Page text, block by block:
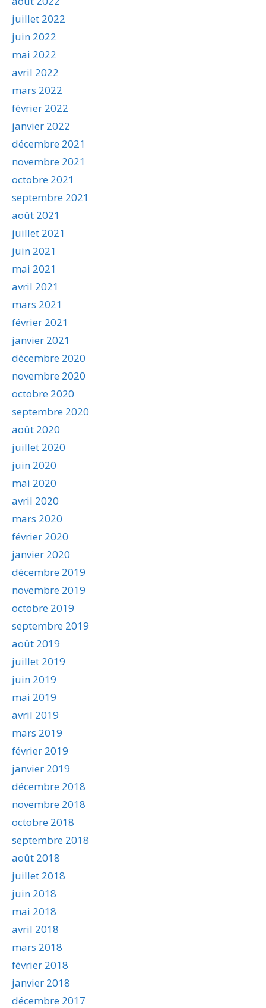
juillet 2022
juin 2022
mai 2022
avril 2022
mars 2022
février 2022
janvier 2022
décembre 2021
novembre 2021
octobre 2021
septembre 2021
août 2021
juillet 2021
juin 2021
mai 2021
avril 2021
mars 2021
février 2021
janvier 2021
décembre 2020
novembre 2020
octobre 2020
septembre 2020
août 2020
juillet 2020
juin 2020
mai 2020
avril 2020
mars 2020
février 2020
janvier 2020
décembre 2019
novembre 2019
octobre 2019
septembre 2019
août 2019
juillet 2019
juin 2019
mai 2019
avril 2019
mars 2019
février 2019
janvier 2019
décembre 2018
novembre 2018
octobre 2018
septembre 2018
août 2018
juillet 2018
juin 2018
mai 2018
avril 2018
mars 2018
février 2018
janvier 2018
décembre 2017